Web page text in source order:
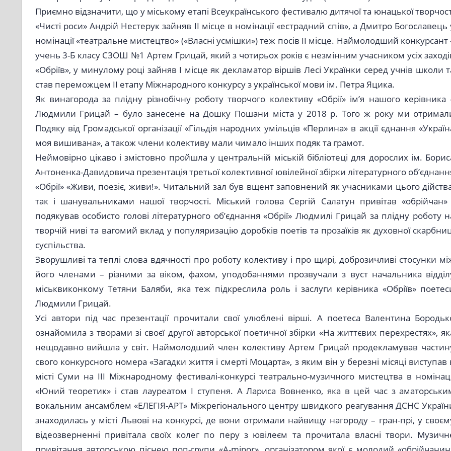
Приємно відзначити, що у міському етапі Всеукраїнського фестивалю дитячої та юнацької
«Чисті роси» Андрій Нестерук зайняв ІІ місце в номінації «естрадний спів», а Дмитро Богославець
номінації «театральне мистецтво» («Власні усмішки») теж посів ІІ місце. Наймолодший конкурсант
учень 3-Б класу СЗОШ №1 Артем Грицай, який з чотирьох років є незмінним учасником усіх
«Обріїв», у минулому році зайняв І місце як декламатор віршів Лесі Українки серед учнів школи
став переможцем ІІ етапу Міжнародного конкурсу з української мови ім. Петра Яцика.
Як винагорода за плідну різнобічну роботу творчого колективу «Обрії» ім’я нашого керівника
Людмили Грицай – було занесене на Дошку Пошани міста у 2018 р. Того ж року ми
Подяку від Громадської організації «Гільдія народних умільців «Перлина» в акції єднання
моя вишивана», а також члени колективу мали чимало інших подяк та грамот.
Неймовірно цікаво і змістовно пройшла у центральній міській бібліотеці для дорослих ім.
Антоненка-Давидовича презентація третьої колективної ювілейної збірки літературного
«Обрії» «Живи, поезіє, живи!». Читальний зал був вщент заповнений як учасниками цього
так і шанувальниками нашої творчості. Міський голова Сергій Салатун привітав «обрійчан»
подякував особисто голові літературного об’єднання «Обрії» Людмилі Грицай за плідну роботу
творчій ниві та вагомий вклад у популяризацію доробків поетів та прозаїків як духовної
суспільства.
Зворушливі та теплі слова вдячності про роботу колективу і про щирі, доброзичливі стосунки
його членами – різними за віком, фахом, уподобаннями прозвучали з вуст начальника
міськвиконкому Тетяни Баляби, яка теж підкреслила роль і заслуги керівника «Обріїв»
Людмили Грицай.
Усі автори під час презентації прочитали свої улюблені вірші. А поетеса Валентина
ознайомила з творами зі своєї другої авторської поетичної збірки «На життєвих перехрестях»,
нещодавно вийшла у світ. Наймолодший член колективу Артем Грицай продекламував
свого конкурсного номера «Загадки життя і смерті Моцарта», з яким він у березні місяці виступав
місті Суми на ІІІ Міжнародному фестивалі-конкурсі театрально-музичного мистецтва в
«Юний теоретик» і став лауреатом І ступеня. А Лариса Вовненко, яка в цей час з
вокальним ансамблем «ЕЛЕГІЯ-АРТ» Міжрегіонального центру швидкого реагування ДСНС
знаходилась у місті Львові на конкурсі, де вони отримали найвищу нагороду – гран-прі, у
відеозверненні привітала своїх колег по перу з ювілеєм та прочитала власні твори.